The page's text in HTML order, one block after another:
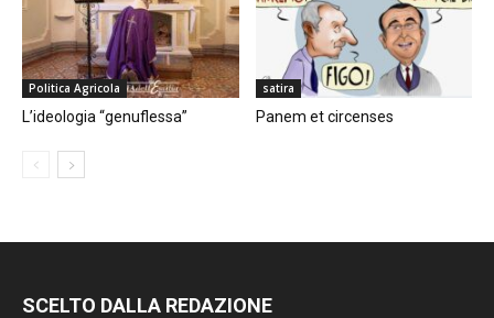
Politica Agricola
L’ideologia “genuflessa”
satira
Panem et circenses
SCELTO DALLA REDAZIONE